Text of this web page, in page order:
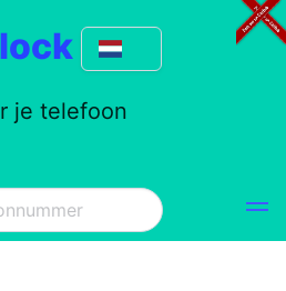
je telefoon